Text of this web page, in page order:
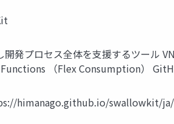
発プロセス全体を支援するツール
（Flex Consumption）
himanago.github.io/swallowkit/ja/